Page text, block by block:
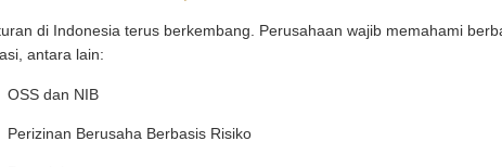
di Indonesia terus berkembang. Perusahaan wajib memahami
antara lain:
OSS dan NIB
Perizinan Berusaha Berbasis Risiko